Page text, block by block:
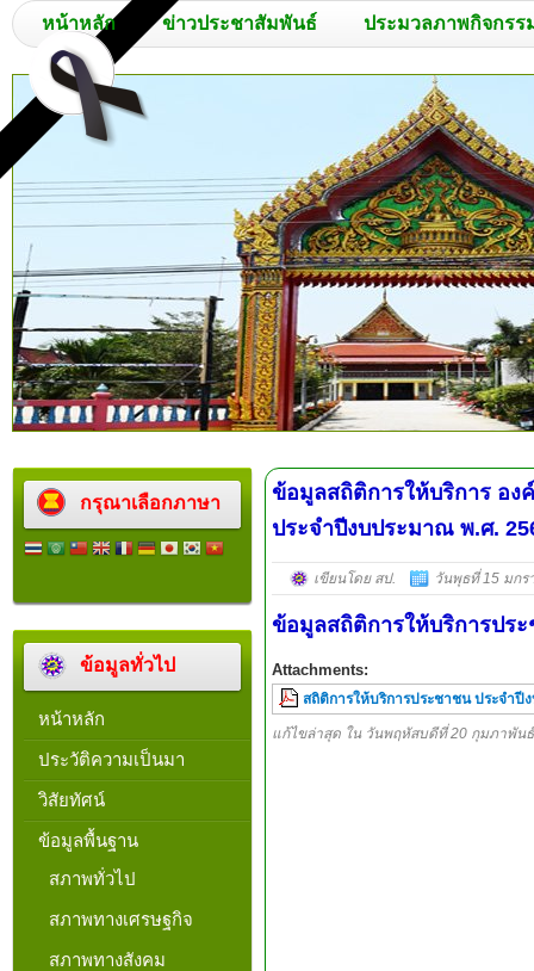
หน้าหลัก ข่าวประชาสัมพันธ์ ประมวลภาพกิจกรร
กรุณาเลือกภาษา
ข้อมูลทั่วไป
หน้าหลัก
ประวัติความเป็นมา
วิสัยทัศน์
ข้อมูลพื้นฐาน
สภาพทั่วไป
สภาพทางเศรษฐกิจ
สภาพทางสังคม
ข้อมูลสถิติการให้บริการ อง
ประจำปีงบประมาณ พ.ศ.
เขียนโดย สป. วันพุธที่ 15 มกร
ข้อมูลสถิติการให้บริการปร
Attachments:
สถิติการให้บริการประชาชน ประจำปี
แก้ไขล่าสุด ใน วันพฤหัสบดีที่ 20 กุมภาพันธ์